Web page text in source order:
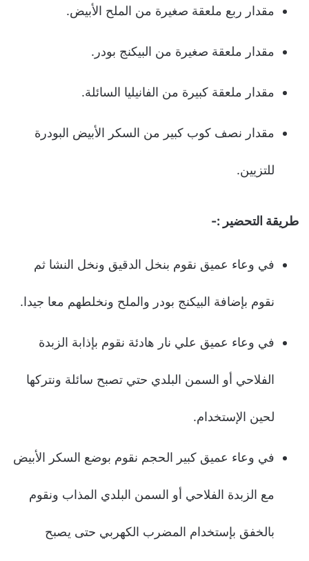
مقدار ربع ملعقة صغيرة من الملح الأبيض.
مقدار ملعقة صغيرة من البيكنج بودر.
مقدار ملعقة كبيرة من الفانيليا السائلة.
مقدار نصف كوب كبير من السكر الأبيض البودرة
للتزيين.
طريقة التحضير :-
في وعاء عميق نقوم بنخل الدقيق ونخل النشا ثم
نقوم بإضافة البيكنج بودر والملح ونخلطهم معا جيدا.
في وعاء عميق علي نار هادئة نقوم بإذابة الزبدة
الفلاحي أو السمن البلدي حتي تصبح سائلة ونتركها
لحين الإستخدام.
في وعاء عميق كبير الحجم نقوم بوضع السكر الأبيض
مع الزبدة الفلاحي أو السمن البلدي المذاب ونقوم
بالخفق بإستخدام المضرب الكهربي حتى يصبح